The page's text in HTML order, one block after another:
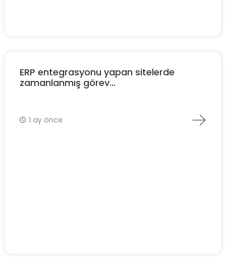
ERP entegrasyonu yapan sitelerde
zamanlanmış görev...
1 ay önce